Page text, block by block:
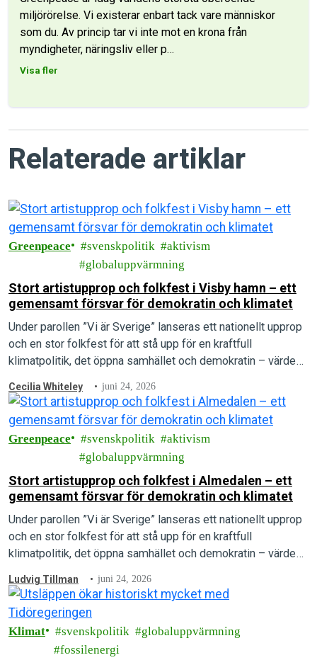
miljörörelse. Vi existerar enbart tack vare människor
som du. Av princip tar vi inte mot en krona från
myndigheter, näringsliv eller p…
Visa fler
Relaterade artiklar
Greenpeace svenskpolitik
aktivism
globaluppvärmning
Stort artistupprop och folkfest i Visby hamn – ett
gemensamt försvar för demokratin och klimatet
Under parollen ”Vi är Sverige” lanseras ett nationellt upprop
och en stor folkfest för att stå upp för en kraftfull
klimatpolitik, det öppna samhället och demokratin – värden
Cecilia Whiteley juni 24, 2026
Greenpeace svenskpolitik
aktivism
globaluppvärmning
Stort artistupprop och folkfest i Almedalen – ett
gemensamt försvar för demokratin och klimatet
Under parollen ”Vi är Sverige” lanseras ett nationellt upprop
och en stor folkfest för att stå upp för en kraftfull
klimatpolitik, det öppna samhället och demokratin – värden
Ludvig Tillman juni 24, 2026
Klimat svenskpolitik
globaluppvärmning
fossilenergi